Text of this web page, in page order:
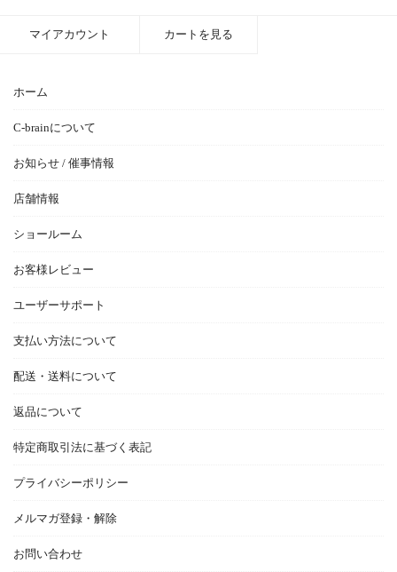
ホーム
C-brainについて
お知らせ / 催事情報
店舗情報
ショールーム
お客様レビュー
ユーザーサポート
支払い方法について
配送・送料について
返品について
特定商取引法に基づく表記
プライバシーポリシー
メルマガ登録・解除
お問い合わせ
マイアカウント カートを見る